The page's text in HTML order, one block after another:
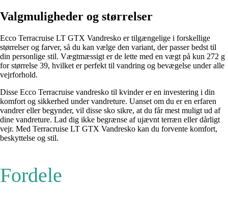
Valgmuligheder og størrelser
Ecco Terracruise LT GTX Vandresko er tilgængelige i forskellige
størrelser og farver, så du kan vælge den variant, der passer bedst til
din personlige stil. Vægtmæssigt er de lette med en vægt på kun 272 g
for størrelse 39, hvilket er perfekt til vandring og bevægelse under alle
vejrforhold.
Disse Ecco Terracruise vandresko til kvinder er en investering i din
komfort og sikkerhed under vandreture. Uanset om du er en erfaren
vandrer eller begynder, vil disse sko sikre, at du får mest muligt ud af
dine vandreture. Lad dig ikke begrænse af ujævnt terræn eller dårligt
vejr. Med Terracruise LT GTX Vandresko kan du forvente komfort,
beskyttelse og stil.
Fordele